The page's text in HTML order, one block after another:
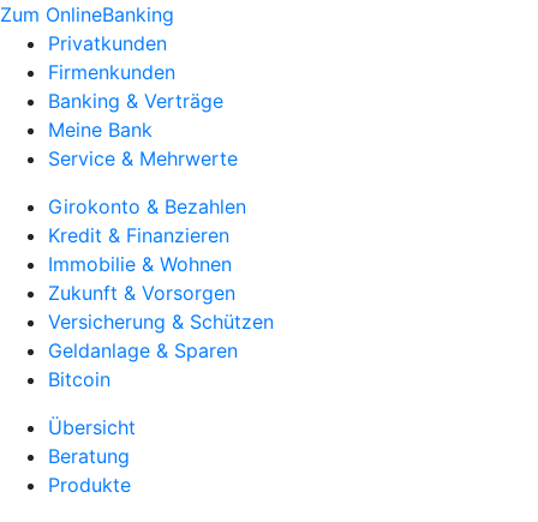
Zum OnlineBanking
Privatkunden
Firmenkunden
Banking & Verträge
Meine Bank
Service & Mehrwerte
Girokonto & Bezahlen
Kredit & Finanzieren
Immobilie & Wohnen
Zukunft & Vorsorgen
Versicherung & Schützen
Geldanlage & Sparen
Bitcoin
Übersicht
Beratung
Produkte